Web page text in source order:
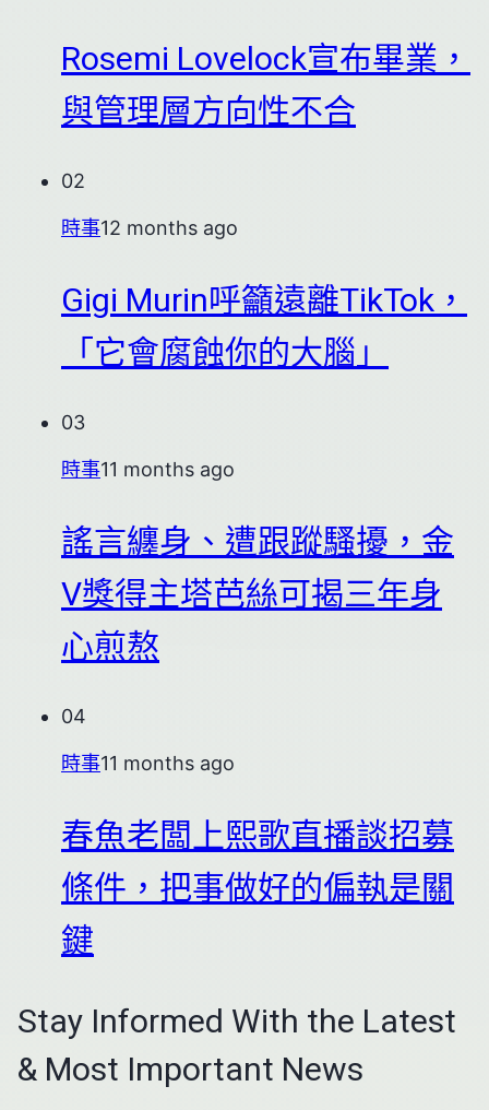
Rosemi Lovelock宣布畢業，
與管理層方向性不合
02
時事12 months ago
Gigi Murin呼籲遠離TikTok，
「它會腐蝕你的大腦」
03
時事11 months ago
謠言纏身、遭跟蹤騷擾，金
V獎得主塔芭絲可揭三年身
心煎熬
04
時事11 months ago
春魚老闆上熙歌直播談招募
條件，把事做好的偏執是關
鍵
Stay Informed With the Latest
& Most Important News